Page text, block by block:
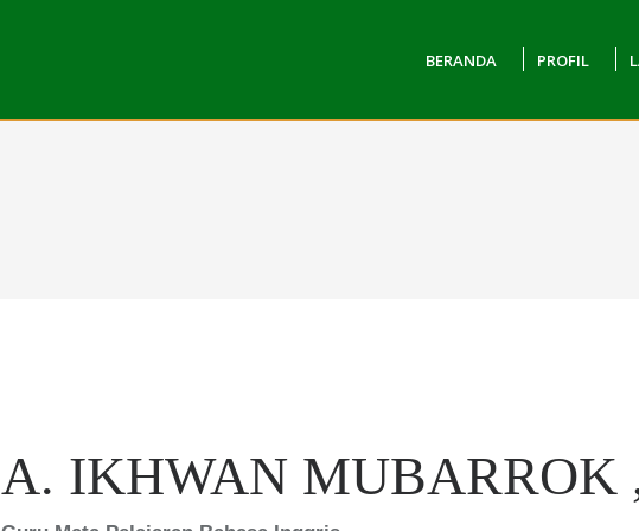
BERANDA PROFIL
A. IKHWAN MUBARROK